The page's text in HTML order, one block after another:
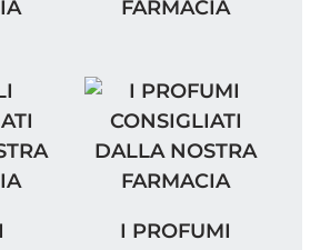
FARMACIA
DALLA NOSTRA
I PROFUMI
I PROFUMI